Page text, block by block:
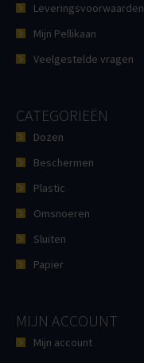
Leveringsvoorwaarden
Mijn Pellikaan
Veelgestelde vragen
CATEGORIEËN
Dozen
Beschermen
Plastic
Omsnoeren
Sluiten
Papier
MIJN ACCOUNT
Mijn account